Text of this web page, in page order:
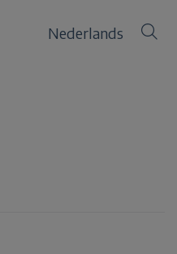
Nederlands